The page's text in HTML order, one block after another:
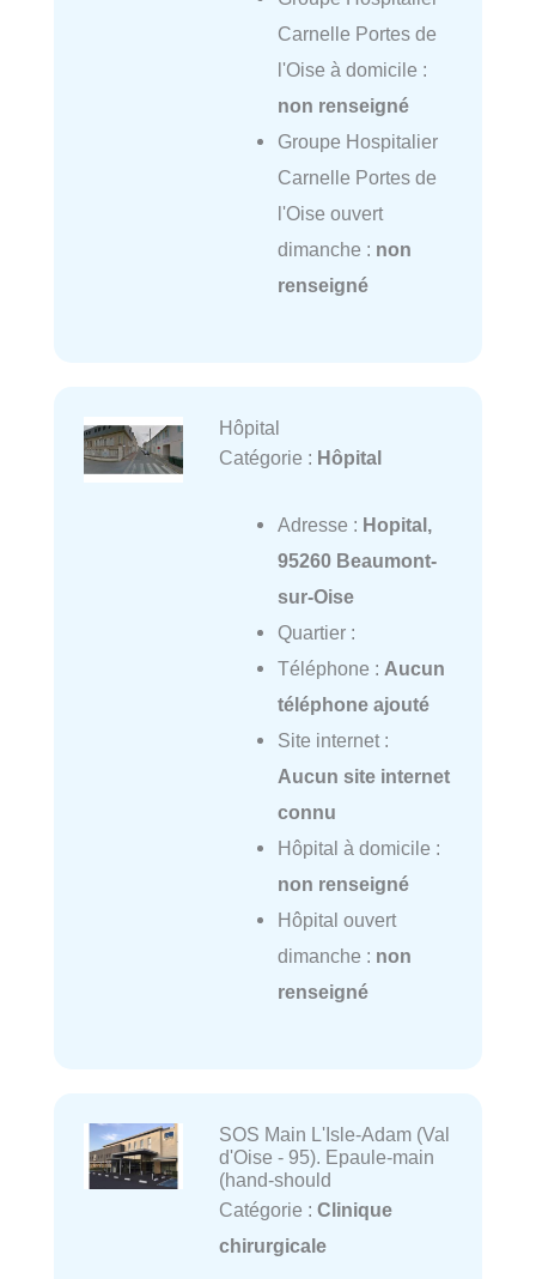
Carnelle Portes de
l'Oise à domicile :
non renseigné
Groupe Hospitalier
Carnelle Portes de
l'Oise ouvert
dimanche : non
renseigné
Hôpital
Catégorie : Hôpital
Adresse : Hopital,
95260 Beaumont-
sur-Oise
Quartier :
Téléphone : Aucun
téléphone ajouté
Site internet :
Aucun site internet
connu
Hôpital à domicile :
non renseigné
Hôpital ouvert
dimanche : non
renseigné
SOS Main L'Isle-Adam (Val
d'Oise - 95). Epaule-main
(hand-should
Catégorie : Clinique
chirurgicale